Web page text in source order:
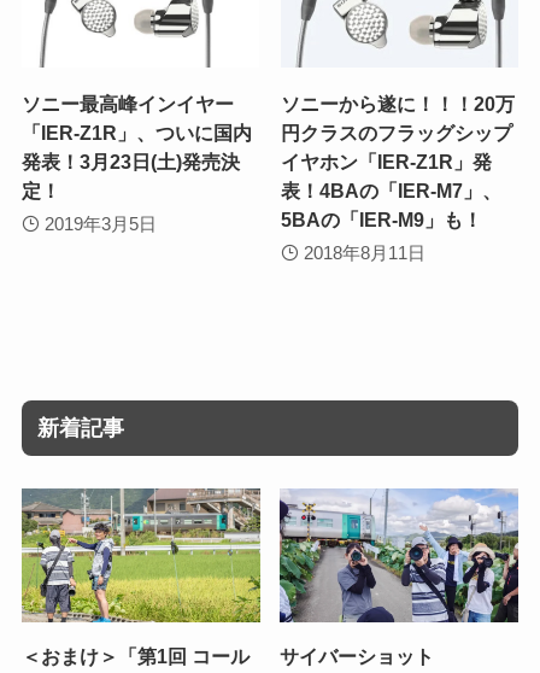
ソニー最高峰インイヤー
「IER-Z1R」、ついに国内
発表！3月23日(土)発売決
定！
2019年3月5日
ソニーから遂に！！！20万
円クラスのフラッグシップ
イヤホン「IER-Z1R」発
表！4BAの「IER-M7」、
5BAの「IER-M9」も！
2018年8月11日
新着記事
＜おまけ＞「第1回 コール
サイバーショット